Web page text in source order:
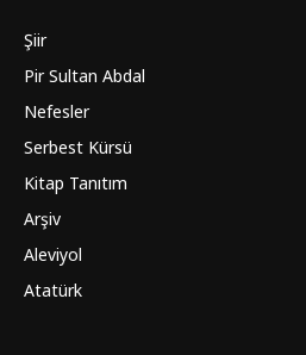
Şiir
Pir Sultan Abdal
Nefesler
Serbest Kürsü
Kitap Tanıtım
Arşiv
Aleviyol
Atatürk